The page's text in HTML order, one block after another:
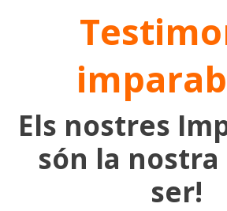
Els nostres
són la nostra
ser!